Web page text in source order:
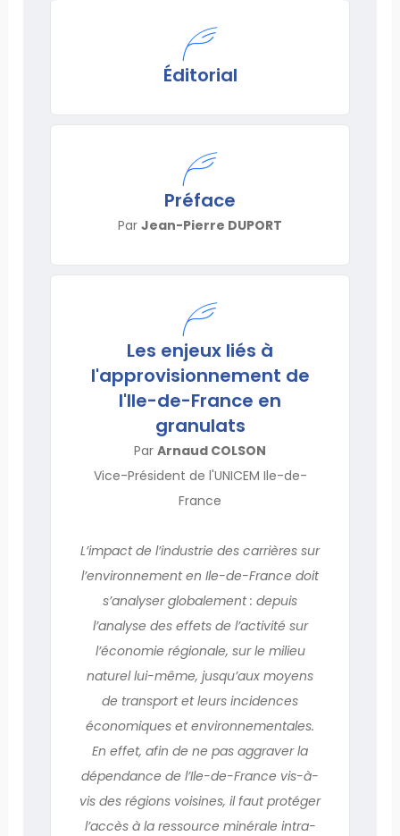
Éditorial
Préface
Par Jean-Pierre DUPORT
Les enjeux liés à
l'approvisionnement de
l'Ile-de-France en
granulats
Par Arnaud COLSON
Vice-Président de l'UNICEM Ile-de-
France
L’impact de l’industrie des carrières sur
l’environnement en Ile-de-France doit
s’analyser globalement : depuis
l’analyse des effets de l’activité sur
l’économie régionale, sur le milieu
naturel lui-même, jusqu’aux moyens
de transport et leurs incidences
économiques et environnementales.
En effet, afin de ne pas aggraver la
dépendance de l’Ile-de-France vis-à-
vis des régions voisines, il faut protéger
l’accès à la ressource minérale intra-